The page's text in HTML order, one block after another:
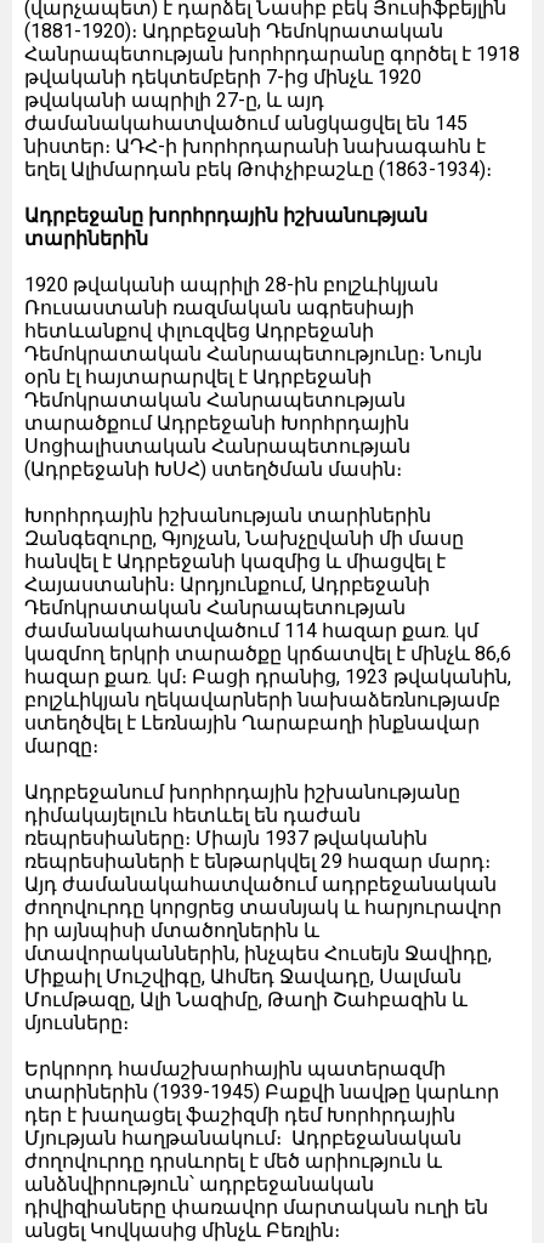
(վարչապետ) է դարձել Նասիբ բեկ Յուսիֆբեյլին
(1881-1920)։ Ադրբեջանի Դեմոկրատական
Հանրապետության խորհրդարանը գործել է 1918
թվականի դեկտեմբերի 7-ից մինչև 1920
թվականի ապրիլի 27-ը, և այդ
ժամանակահատվածում անցկացվել են 145
նիստեր։ ԱԴՀ-ի խորհրդարանի նախագահն է
եղել Ալիմարդան բեկ Թոփչիբաշևը (1863-1934)։
Ադրբեջանը խորհրդային իշխանության
տարիներին
1920 թվականի ապրիլի 28-ին բոլշևիկյան
Ռուսաստանի ռազմական ագրեսիայի
հետևանքով փլուզվեց Ադրբեջանի
Դեմոկրատական Հանրապետությունը։ Նույն
օրն էլ հայտարարվել է Ադրբեջանի
Դեմոկրատական Հանրապետության
տարածքում Ադրբեջանի Խորհրդային
Սոցիալիստական Հանրապետության
(Ադրբեջանի ԽՍՀ) ստեղծման մասին։
Խորհրդային իշխանության տարիներին
Զանգեզուրը, Գյոյչան, Նախչըվանի մի մասը
հանվել է Ադրբեջանի կազմից և միացվել է
Հայաստանին։ Արդյունքում, Ադրբեջանի
Դեմոկրատական Հանրապետության
ժամանակահատվածում 114 հազար քառ. կմ
կազմող երկրի տարածքը կրճատվել է մինչև 86,6
հազար քառ. կմ։ Բացի դրանից, 1923 թվականին,
բոլշևիկյան ղեկավարների նախաձեռնությամբ
ստեղծվել է Լեռնային Ղարաբաղի ինքնավար
մարզը։
Ադրբեջանում խորհրդային իշխանությանը
դիմակայելուն հետևել են դաժան
ռեպրեսիաները։ Միայն 1937 թվականին
ռեպրեսիաների է ենթարկվել 29 հազար մարդ։
Այդ ժամանակահատվածում ադրբեջանական
ժողովուրդը կորցրեց տասնյակ և հարյուրավոր
իր այնպիսի մտածողներին և
մտավորականներին, ինչպես Հուսեյն Ջավիդը,
Միքաիլ Մուշվիգը, Ահմեդ Ջավադը, Սալման
Մումթազը, Ալի Նազիմը, Թաղի Շահբազին և
մյուսները։
Երկրորդ համաշխարհային պատերազմի
տարիներին (1939-1945) Բաքվի նավթը կարևոր
դեր է խաղացել ֆաշիզմի դեմ Խորհրդային
Մյության հաղթանակում։ Ադրբեջանական
ժողովուրդը դրսևորել է մեծ արիություն և
անձնվիրություն՝ ադրբեջանական
դիվիզիաները փառավոր մարտական ուղի են
անցել Կովկասից մինչև Բեռլին։